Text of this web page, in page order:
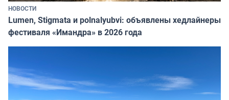
НОВОСТИ
Lumen, Stigmata и polnalyubvi: объявлены хедлайнеры
фестиваля «Имандра» в 2026 года